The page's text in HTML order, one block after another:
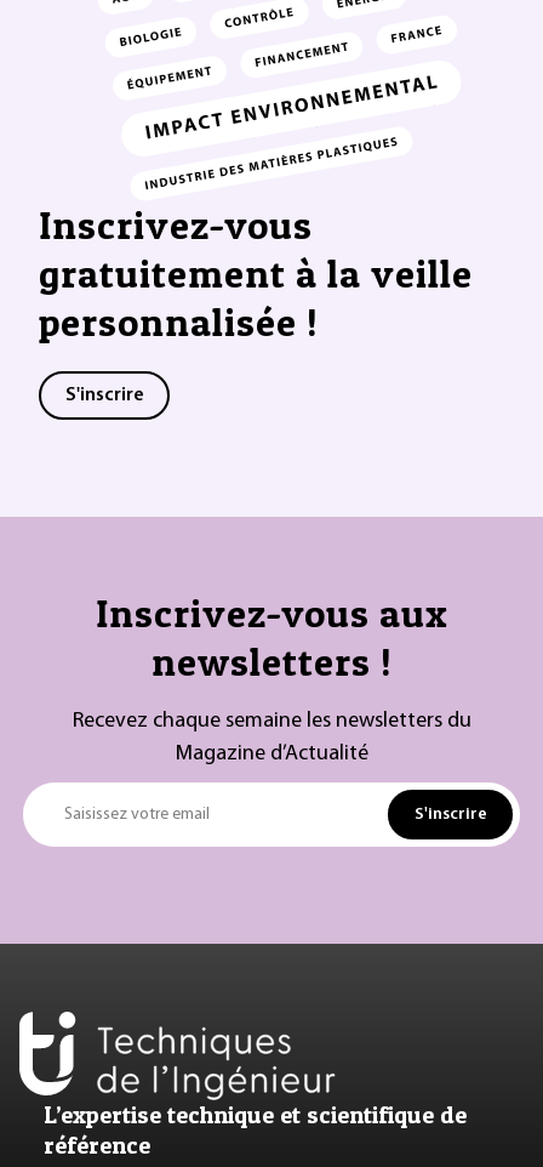
Inscrivez-vous
gratuitement à la veille
personnalisée !
S'inscrire
Inscrivez-vous aux
newsletters !
Recevez chaque semaine les newsletters du
Magazine d’Actualité
Saisissez votre email S'inscrire
L’expertise technique et scientifique de
référence